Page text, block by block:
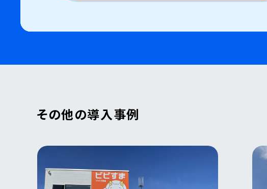
その他の導入事例